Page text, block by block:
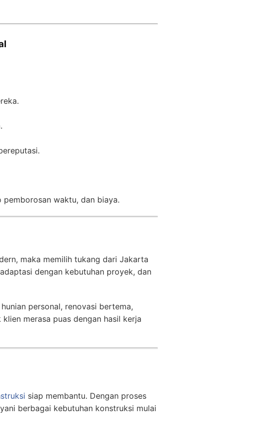
waktu, dan biaya.
maka memilih tukang dari Jakarta
dengan kebutuhan proyek, dan
personal, renovasi bertema,
merasa puas dengan hasil kerja
siap membantu. Dengan proses
berbagai kebutuhan konstruksi mulai